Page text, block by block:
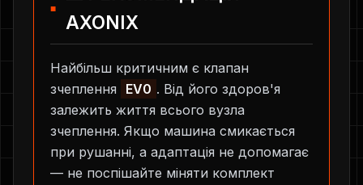
AXONIX
Найбільш критичним є клапан
зчеплення
EV0 . Від його здоров'я
залежить життя всього вузла
зчеплення. Якщо машина смикається
при рушанні, а адаптація не допомагає
— не поспішайте міняти комплект